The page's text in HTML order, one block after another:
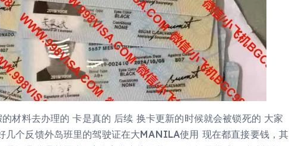
材料去办理的 卡是真的 后续 换卡更新的时候就会被锁死的 大家
几个反馈外岛班里的驾驶证在大MANILA使用 现在都直接要钱，其